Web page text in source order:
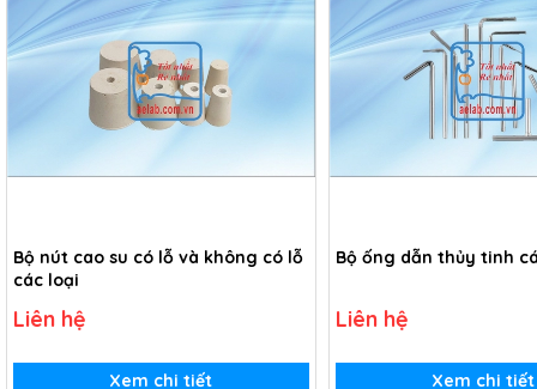
Bộ nút cao su có lỗ và không có lỗ
các loại
Liên hệ
Xem chi tiết
Bộ ống dẫn thủy tinh
Liên hệ
Xem chi tiết